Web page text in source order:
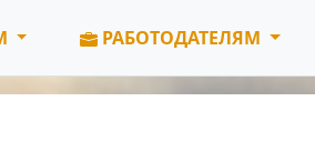
РАБОТОДАТЕЛЯМ